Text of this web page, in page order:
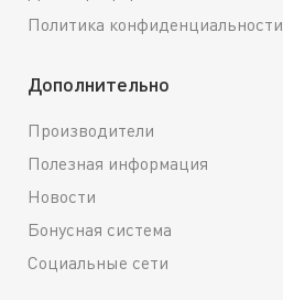
Политика конфиденциальности
Дополнительно
Производители
Полезная информация
Новости
Бонусная система
Социальные сети